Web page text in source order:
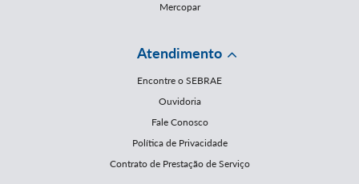
Mercopar
Atendimento
Encontre o SEBRAE
Ouvidoria
Fale Conosco
Política de Privacidade
Contrato de Prestação de Serviço